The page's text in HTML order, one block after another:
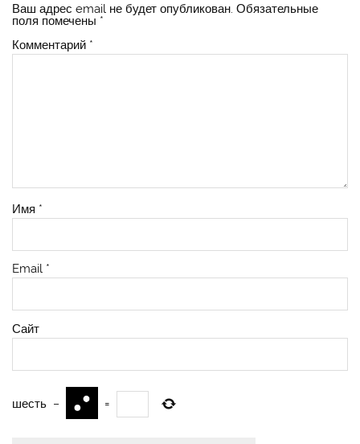
Ваш адрес email не будет опубликован. Обязательные
поля помечены *
Комментарий *
Имя *
Email *
Сайт
шесть − =